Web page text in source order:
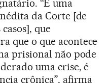
“É uma
da Corte [de
que
que o que acontece
prisional não pode
uma crise, é
crônica”, afirma